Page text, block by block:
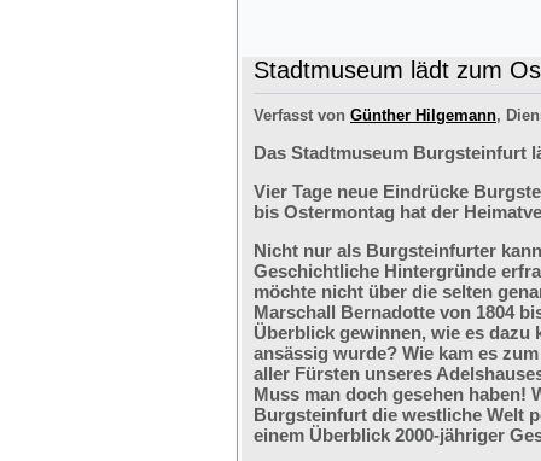
Stadtmuseum lädt zum
Verfasst von Günther Hilgemann,
Das Stadtmuseum Burgsteinfurt
Vier Tage neue Eindrücke
bis Ostermontag hat der
Nicht nur als Burgsteinfurter
Geschichtliche Hintergründe
möchte nicht über die selten
Marschall Bernadotte von 1804
Überblick gewinnen, wie es dazu
ansässig wurde? Wie kam es
aller Fürsten unseres
Muss man doch gesehen haben!
Burgsteinfurt die westliche Welt
einem Überblick 2000-jähriger